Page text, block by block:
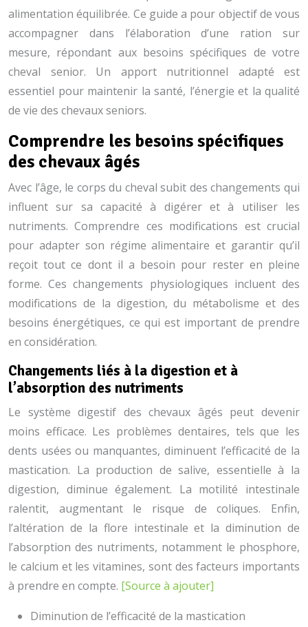
alimentation équilibrée. Ce guide a pour objectif de vous
accompagner dans l’élaboration d’une ration sur
mesure, répondant aux besoins spécifiques de votre
cheval senior. Un apport nutritionnel adapté est
essentiel pour maintenir la santé, l’énergie et la qualité
de vie des chevaux seniors.
Comprendre les besoins spécifiques
des chevaux âgés
Avec l’âge, le corps du cheval subit des changements qui
influent sur sa capacité à digérer et à utiliser les
nutriments. Comprendre ces modifications est crucial
pour adapter son régime alimentaire et garantir qu’il
reçoit tout ce dont il a besoin pour rester en pleine
forme. Ces changements physiologiques incluent des
modifications de la digestion, du métabolisme et des
besoins énergétiques, ce qui est important de prendre
en considération.
Changements liés à la digestion et à
l’absorption des nutriments
Le système digestif des chevaux âgés peut devenir
moins efficace. Les problèmes dentaires, tels que les
dents usées ou manquantes, diminuent l’efficacité de la
mastication. La production de salive, essentielle à la
digestion, diminue également. La motilité intestinale
ralentit, augmentant le risque de coliques. Enfin,
l’altération de la flore intestinale et la diminution de
l’absorption des nutriments, notamment le phosphore,
le calcium et les vitamines, sont des facteurs importants
à prendre en compte. [Source à ajouter]
Diminution de l’efficacité de la mastication